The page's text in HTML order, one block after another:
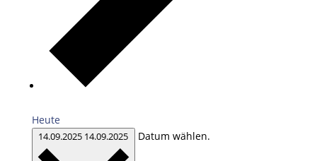
Heute
14.09.2025 14.09.2025 Datum wählen.